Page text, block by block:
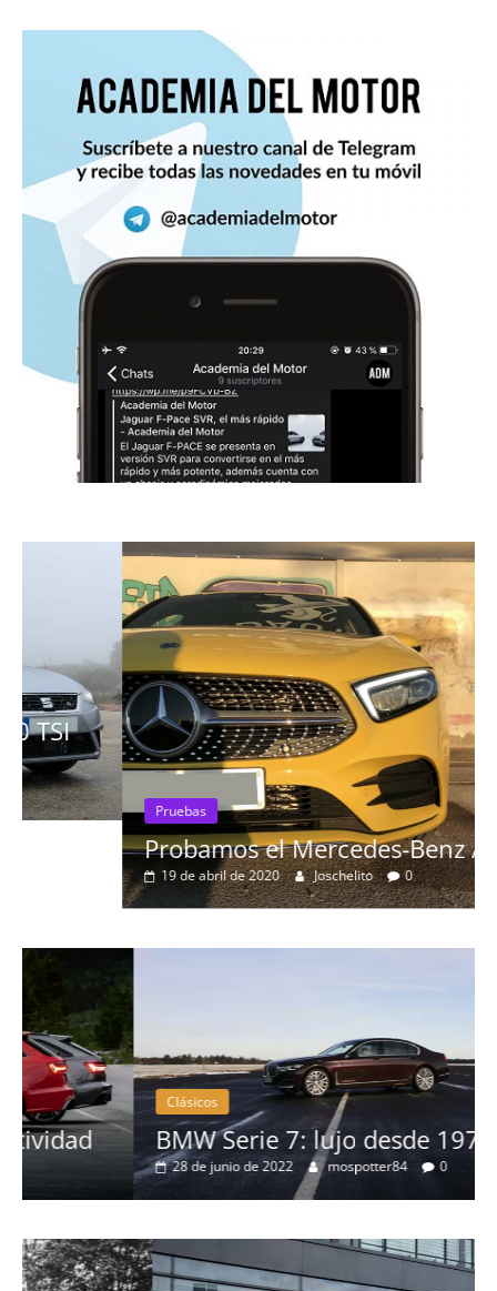
Pruebas
Probamos el Mercedes-Benz A200d
19 de abril de 2020 Joschelito 0
Clásicos
BMW Serie 7: lujo desde 1977
28 de junio de 2022 mospotter84 0